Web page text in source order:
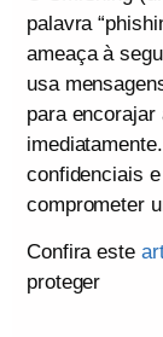
palavra
ameaça à
usa
para
confidenciais
comprometer
Confira este
proteger